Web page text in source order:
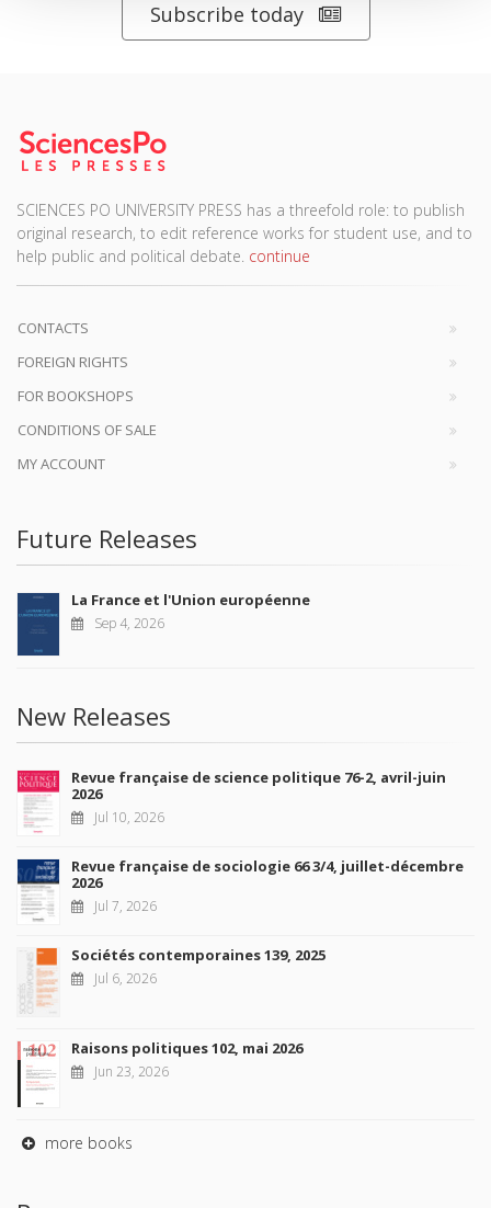
Subscribe today
SCIENCES PO UNIVERSITY PRESS has a threefold role: to publish
original research, to edit reference works for student use, and to
help public and political debate. continue
CONTACTS
FOREIGN RIGHTS
FOR BOOKSHOPS
CONDITIONS OF SALE
MY ACCOUNT
Future Releases
La France et l'Union européenne
Sep 4, 2026
New Releases
Revue française de science politique 76-2, avril-juin
2026
Jul 10, 2026
Revue française de sociologie 66 3/4, juillet-décembre
2026
Jul 7, 2026
Sociétés contemporaines 139, 2025
Jul 6, 2026
Raisons politiques 102, mai 2026
Jun 23, 2026
more books